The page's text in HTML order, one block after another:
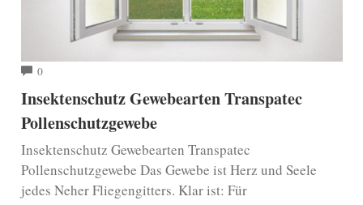
0COMMENTS
Insektenschutz Gewebearten Transpatec
Pollenschutzgewebe
Insektenschutz Gewebearten Transpatec
Pollenschutzgewebe Das Gewebe ist Herz und Seele
jedes Neher Fliegengitters. Klar ist: Für